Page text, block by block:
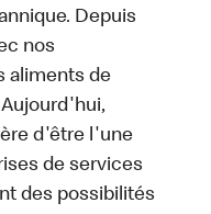
Depuis
nos
aliments de
d'être l'une
de services
des possibilités